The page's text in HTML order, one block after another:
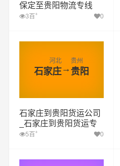
保定至贵阳物流专线
3百 + 0
河北
石家庄→
贵州
贵阳
石家庄到贵阳货运公司
_石家庄到贵阳货运专
线5百+ 0